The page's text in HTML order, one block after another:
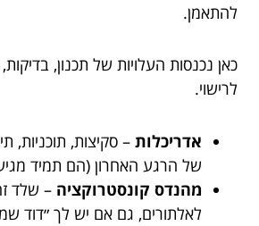
להתאמן.
כאן נכנסות העלויות של תכנון,
לרישוי.
אדריכלות – סקיצות, תוכניות,
של הרגע האחרון (הם תמיד
מהנדס קונסטרוקציה – שלד
לאלתורים, גם אם יש לך ״דוד